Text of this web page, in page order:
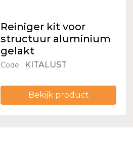
Reiniger kit voor
structuur aluminium
gelakt
Code : KITALUST
Bekijk product